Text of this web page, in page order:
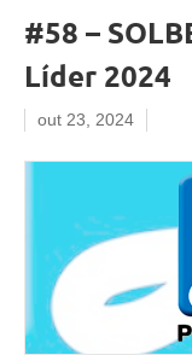
#58 –
Líder 2024
out 23, 2024